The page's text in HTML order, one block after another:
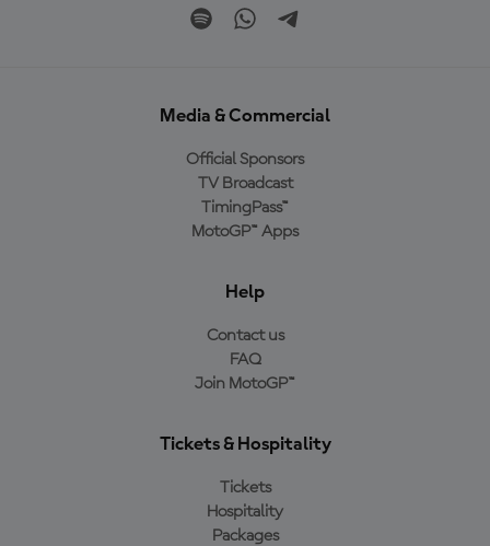
Media & Commercial
Official Sponsors
TV Broadcast
TimingPass™
MotoGP™ Apps
Help
Contact us
FAQ
Join MotoGP™
Tickets & Hospitality
Tickets
Hospitality
Packages